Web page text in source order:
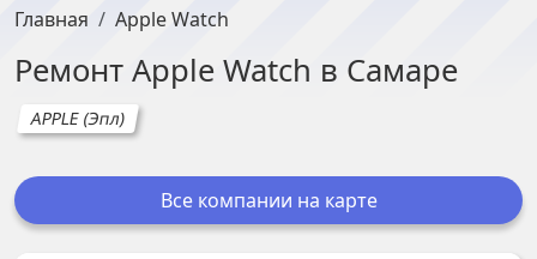
Главная Apple Watch
Ремонт Apple Watch в Самаре
APPLE (Эпл)
Все компании на карте